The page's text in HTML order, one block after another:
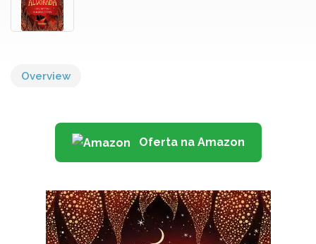
Overview
Oferta na Amazon